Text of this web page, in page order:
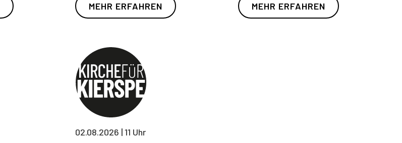
MEHR ERFAHREN MEHR ERFAHREN
02.08.2026 | 11 Uhr